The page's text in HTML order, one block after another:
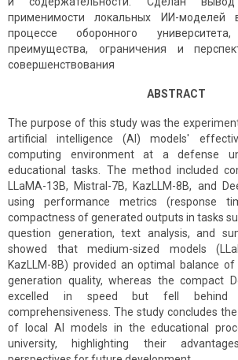
применимости локальных ИИ-моделей
процессе оборонного
преимущества, ограничения и
совершенствования
ABSTRACT
The purpose of this study was the
artificial intelligence (AI) models'
computing environment at a defense
educational tasks. The method included
LLaMA-13B, Mistral-7B, KazLLM-8B, and
using performance metrics (response
compactness of generated outputs in tasks
question generation, text analysis, and
showed that medium-sized models
KazLLM-8B) provided an optimal balance
generation quality, whereas the compact
excelled in speed but fell behind
comprehensiveness. The study concludes
of local AI models in the educational
university, highlighting their